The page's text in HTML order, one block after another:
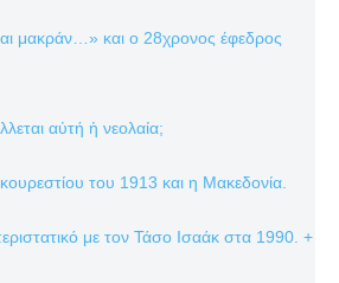
μακράν…» και ο 28χρονος έφεδρος
αὐτή ἡ νεολαία;
του 1913 και η Μακεδονία.
με τον Τάσο Ισαάκ στα 1990. +